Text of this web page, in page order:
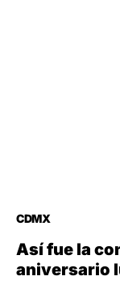
CDMX
Así fue la
aniversario